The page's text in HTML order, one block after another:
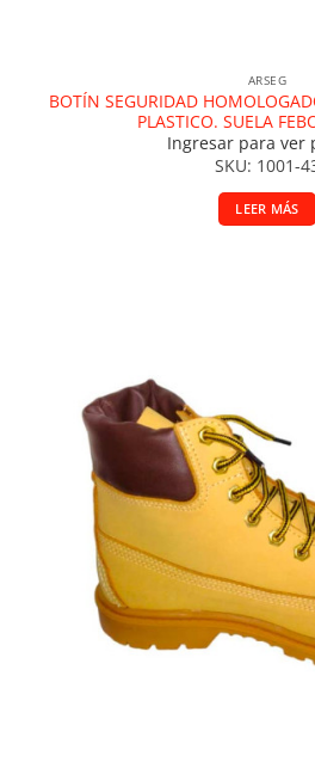
ARSEG
BOTÍN SEGURIDAD
PLASTICO. SUELA
Ingresar para ver
SKU: 1001-
LEER MÁS